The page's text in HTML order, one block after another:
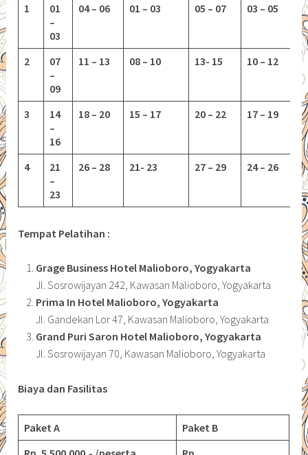
1
01
–
03
04 – 06 01 – 03 05 – 07 03 – 05
2
07
–
09
11 – 13 08 – 10 13- 15 10 – 12
3
14
–
16
18 – 20 15 – 17 20 – 22 17 – 19
4
21
–
23
26 – 28 21- 23 27 – 29 24 – 26
Tempat Pelatihan :
Grage Business Hotel Malioboro, Yogyakarta
Jl. Sosrowijayan 242, Kawasan Malioboro, Yogyakarta
Prima In Hotel Malioboro, Yogyakarta
Jl. Gandekan Lor 47, Kawasan Malioboro, Yogyakarta
Grand Puri Saron Hotel Malioboro, Yogyakarta
Jl. Sosrowijayan 70, Kawasan Malioboro, Yogyakarta
Biaya dan Fasilitas
Paket A
Paket B